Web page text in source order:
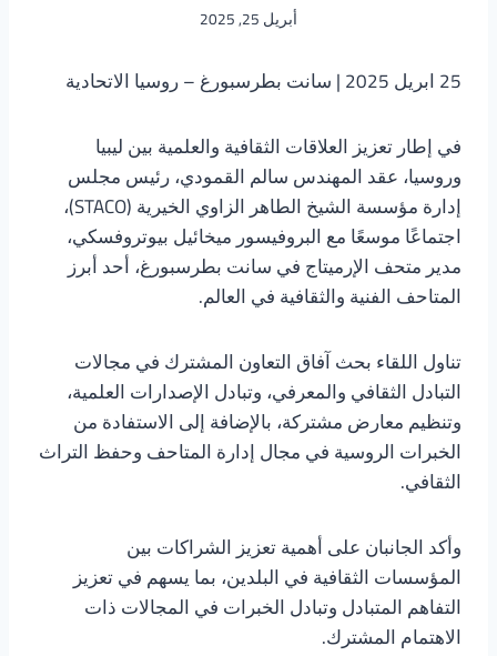
أبريل 25, 2025
25 ابريل 2025 | سانت بطرسبورغ – روسيا الاتحادية
في إطار تعزيز العلاقات الثقافية والعلمية بين ليبيا
وروسيا، عقد المهندس سالم القمودي، رئيس مجلس
إدارة مؤسسة الشيخ الطاهر الزاوي الخيرية (STACO)،
اجتماعًا موسعًا مع البروفيسور ميخائيل بيوتروفسكي،
مدير متحف الإرميتاج في سانت بطرسبورغ، أحد أبرز
المتاحف الفنية والثقافية في العالم.
تناول اللقاء بحث آفاق التعاون المشترك في مجالات
التبادل الثقافي والمعرفي، وتبادل الإصدارات العلمية،
وتنظيم معارض مشتركة، بالإضافة إلى الاستفادة من
الخبرات الروسية في مجال إدارة المتاحف وحفظ التراث
الثقافي.
وأكد الجانبان على أهمية تعزيز الشراكات بين
المؤسسات الثقافية في البلدين، بما يسهم في تعزيز
التفاهم المتبادل وتبادل الخبرات في المجالات ذات
الاهتمام المشترك.